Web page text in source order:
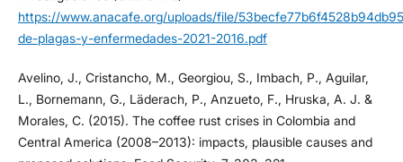
https://www.anacafe.org/uploads/file/
de-plagas-y-enfermedades-2021-2016.pdf
Avelino, J., Cristancho, M., Georgiou, S., Imbach, P., Aguilar,
L., Bornemann, G., Läderach, P., Anzueto, F., Hruska, A. J. &
Morales, C. (2015). The coffee rust crises in Colombia and
Central America (2008–2013): impacts, plausible causes and